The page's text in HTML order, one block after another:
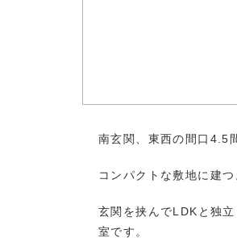
南玄関、東西の間口4.5
コンパクトな敷地に建
玄関を挟んでLDKと独
室です。